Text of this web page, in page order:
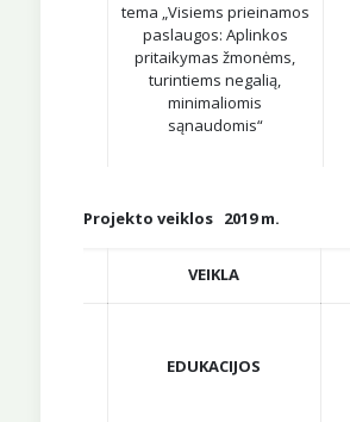
tema „Visiems prieinamos
paslaugos: Aplinkos
pritaikymas žmonėms,
turintiems negalią,
minimaliomis
sąnaudomis“
Projekto veiklos 2019 m.
VEIKLA
EDUKACIJOS